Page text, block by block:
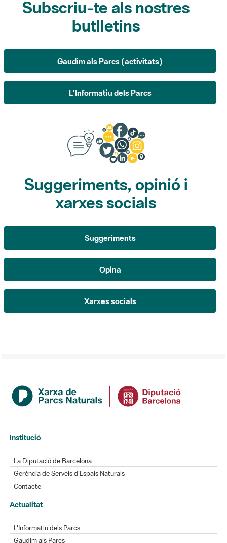
Gaudim als Parcs (activitats)
L'Informatiu dels Parcs
Suggeriments, opinió i
xarxes socials
Suggeriments
Opina
Xarxes socials
Institució
Gerència de Serveis d'Espais Naturals
Actualitat
L'Informatiu dels Parcs
Gaudim als Parcs